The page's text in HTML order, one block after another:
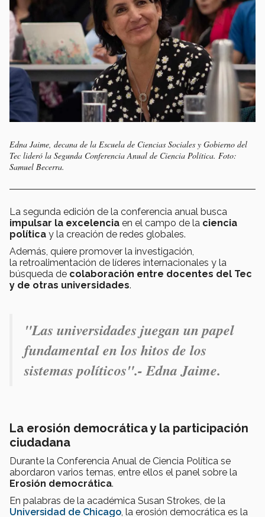
Edna Jaime, decana de la Escuela de Ciencias Sociales y Gobierno del
Tec lideró la Segunda Conferencia Anual de Ciencia Política. Foto:
Samuel Becerra.
La segunda edición de la conferencia anual busca
impulsar la excelencia en el campo de la ciencia
política y la creación de redes globales.
Además, quiere promover la investigación,
la retroalimentación de líderes internacionales y la
búsqueda de colaboración entre docentes del Tec
y de otras universidades.
"Las universidades juegan un papel
fundamental en los hitos de los
sistemas políticos".- Edna Jaime.
La erosión democrática y la participación
ciudadana
Durante la Conferencia Anual de Ciencia Política se
abordaron varios temas, entre ellos el panel sobre la
Erosión democrática.
En palabras de la académica Susan Strokes, de la
Universidad de Chicago, la erosión democrática es la